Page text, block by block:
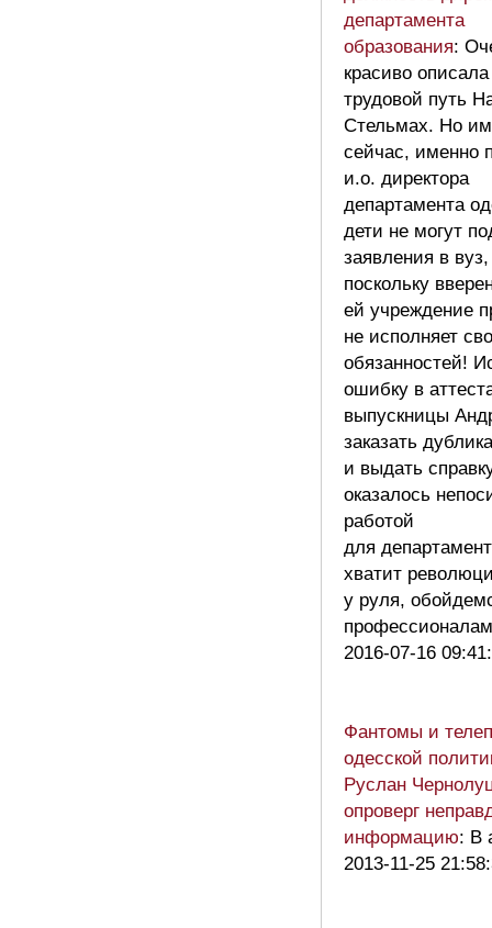
департамента
образования:
красиво
трудовой путь
Стельмах. Но
сейчас, именно
и.о. директора
департамента
дети не могут
заявления в вуз,
поскольку
ей учреждение
не исполняет
обязанностей!
ошибку в
выпускницы
заказать
и выдать
оказалось
работой
для
хватит
у руля,
2016-07-16
Фантомы и
одесской
Руслан
опроверг
информацию: В
2013-11-25